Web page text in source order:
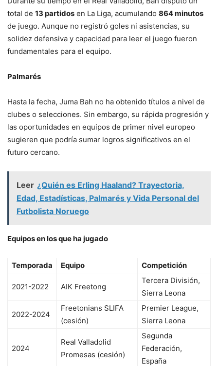
total de 13 partidos en La Liga, acumulando 864 minutos
de juego. Aunque no registró goles ni asistencias, su
solidez defensiva y capacidad para leer el juego fueron
fundamentales para el equipo.
Palmarés
Hasta la fecha, Juma Bah no ha obtenido títulos a nivel de
clubes o selecciones. Sin embargo, su rápida progresión y
las oportunidades en equipos de primer nivel europeo
sugieren que podría sumar logros significativos en el
futuro cercano.
Leer ¿Quién es Erling Haaland? Trayectoria,
Edad, Estadísticas, Palmarés y Vida Personal del
Futbolista Noruego
Equipos en los que ha jugado
Temporada Equipo Competición
2021-2022 AIK Freetong
Tercera División,
Sierra Leona
2022-2024
Freetonians SLIFA
(cesión)
Premier League,
Sierra Leona
2024
Real Valladolid
Promesas (cesión)
Segunda
Federación,
España